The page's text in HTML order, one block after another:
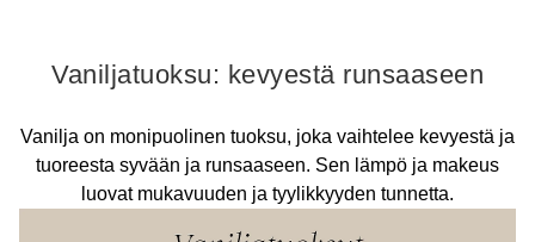
Vaniljatuoksu: kevyestä runsaaseen
Vanilja on monipuolinen tuoksu, joka vaihtelee kevyestä ja
tuoreesta syvään ja runsaaseen. Sen lämpö ja makeus
luovat mukavuuden ja tyylikkyyden tunnetta.